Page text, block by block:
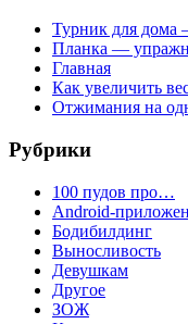
Турник для дома
Планка —
Главная
Как увеличить
Отжимания на
Рубрики
100 пудов про…
Android-
Бодибилдинг
Выносливость
Девушкам
Другое
ЗОЖ